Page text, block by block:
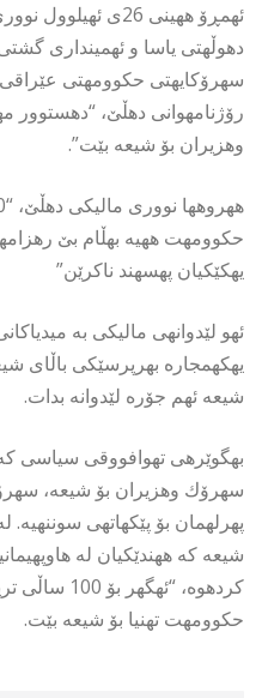
ئهمڕۆ ههینى 26ى
دهوڵهتى یاسا و ئهمیندارى
سهرۆكایهتى حكوومهتى عێراقى
رۆژنامهوانى دهڵێ، “دهستوور
وهزیران بۆ شیعه بێت”.
حكوومهت ههیه بهڵام بێ
یهكێكیان پهسهند ناكرێن”
ئهو لێدوانهى مالیكى به
یهكهمجاره بهرپرسێكى باڵاى
شیعه ئهم جۆره لێدوانه بدات.
سهرۆك وهزیران بۆ شیعه،
پهرلهمان بۆ پێكهاتهى سوننهیه.
شیعه كه ههندێكیان له
كردهوه،
حكوومهت تهنیا بۆ شیعه بێت.